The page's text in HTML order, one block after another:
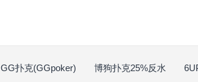
GG扑克(GGpoker) 博狗扑克25%反水